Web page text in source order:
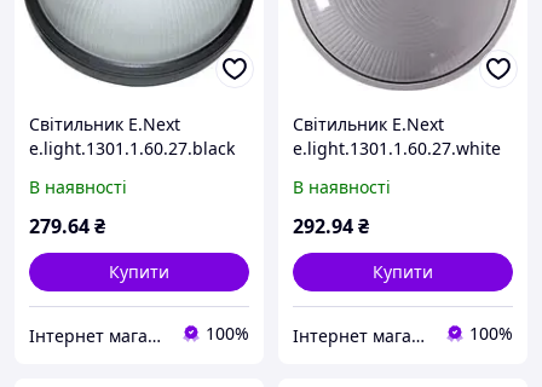
Світильник E.Next
e.light.1301.1.60.27.black
В наявності
279.64₴
Купити
Інтернет магазин "Світ Електрики" 100%
Світильник E.Next
e.light.1301.1.60.27.white
В наявності
292.94₴
Купити
Інтернет магазин "Світ Електрики" 100%